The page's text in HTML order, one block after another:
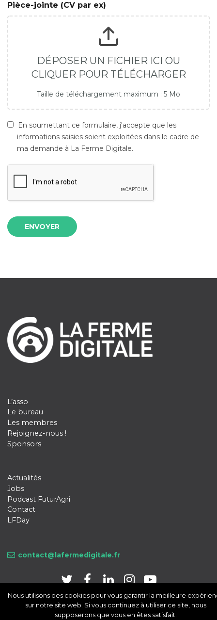
Pièce-jointe (CV par ex)
DÉPOSER UN FICHIER ICI OU
CLIQUER POUR TÉLÉCHARGER
Taille de téléchargement maximum : 5 Mo
En soumettant ce formulaire, j'accepte que les
informations saisies soient exploitées dans le cadre de
ma demande à La Ferme Digitale.
ENVOYER
L’asso
Le bureau
Les membres
Rejoignez-nous !
Sponsors
Actualités
Jobs
Podcast FuturAgri
Contact
LFDay
contact@lafermedigitale.fr
Nous utilisons des cookies pour vous garantir la meilleure
sur notre site web. Si vous continuez à utiliser ce site, nous
supposerons que vous en êtes satisfait.